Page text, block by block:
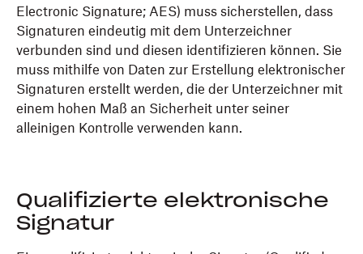
Electronic Signature; AES) muss sicherstellen, dass
Signaturen eindeutig mit dem Unterzeichner
verbunden sind und diesen identifizieren können. Sie
muss mithilfe von Daten zur Erstellung elektronischer
Signaturen erstellt werden, die der Unterzeichner mit
einem hohen Maß an Sicherheit unter seiner
alleinigen Kontrolle verwenden kann.
Qualifizierte elektronische
Signatur